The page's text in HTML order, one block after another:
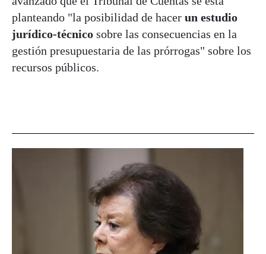
planteando "la posibilidad de hacer un estudio
jurídico-técnico sobre las consecuencias en la
gestión presupuestaria de las prórrogas" sobre los
recursos públicos.